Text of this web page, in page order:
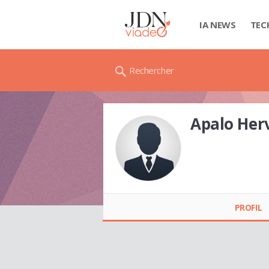
IA NEWS
Rechercher
Apalo
PROFIL